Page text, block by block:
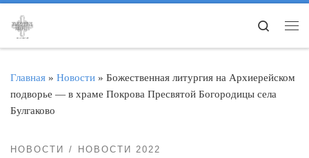
Перейти к содержимому
Search
Главная » Новости » Божественная литургия на Архиерейском
подворье — в храме Покрова Пресвятой Богородицы села
Булгаково
НОВОСТИ НОВОСТИ 2022